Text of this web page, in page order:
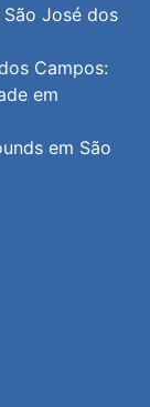
José dos
Campos:
em
em São